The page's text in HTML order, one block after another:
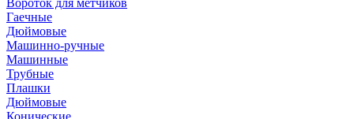
Вороток для метчиков
Гаечные
Дюймовые
Машинно-ручные
Машинные
Трубные
Плашки
Дюймовые
Конические